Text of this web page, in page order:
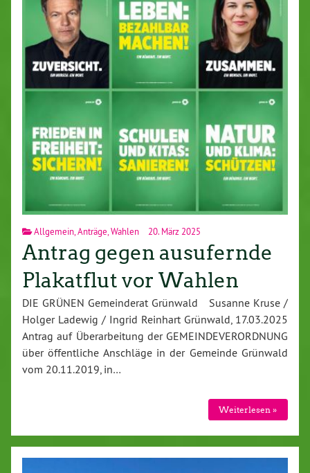
Allgemein Anträge Wahlen 20. März 2025
Antrag gegen ausufernde
Plakatflut vor Wahlen
DIE GRÜNEN Gemeinderat Grünwald Susanne Kruse /
Holger Ladewig / Ingrid Reinhart Grünwald, 17.03.2025
Antrag auf Überarbeitung der GEMEINDEVERORDNUNG
über öffentliche Anschläge in der Gemeinde Grünwald
vom 20.11.2019, in…
Weiterlesen »